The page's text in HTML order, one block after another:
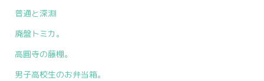
ブ
普通と深淵
廃盤トミカ。
高圓寺の藤棚。
男子高校生のお弁当箱。